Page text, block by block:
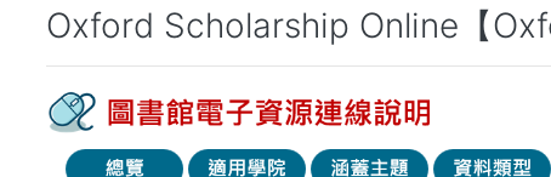
連
結
Oxford Scholarship Online【